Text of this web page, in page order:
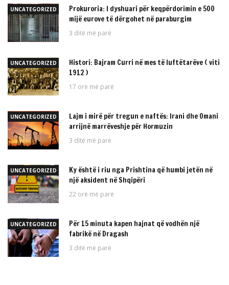
UNCATEGORIZED
Prokuroria: I dyshuari për keqpërdorimin e 500
mijë eurove të dërgohet në paraburgim
3 ditë më parë
UNCATEGORIZED
Histori: Bajram Curri në mes të luftëtarëve ( viti
1912 )
17 orë më parë
UNCATEGORIZED
Lajm i mirë për tregun e naftës: Irani dhe Omani
arrijnë marrëveshje për Hormuzin
3 ditë më parë
UNCATEGORIZED
Ky është i riu nga Prishtina që humbi jetën në
një aksident në Shqipëri
22 orë më parë
UNCATEGORIZED
Për 15 minuta kapen hajnat që vodhën një
fabrikë në Dragash
3 ditë më parë